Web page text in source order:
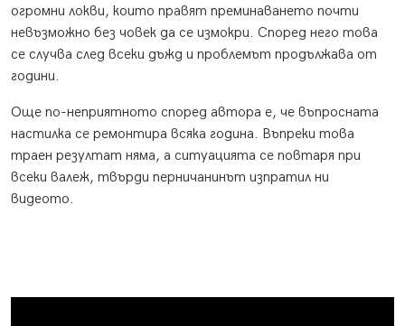
огромни локви, които правят преминаването почти
невъзможно без човек да се измокри. Според него това
се случва след всеки дъжд и проблемът продължава от
години.
Още по-неприятното според автора е, че въпросната
настилка се ремонтира всяка година. Въпреки това
траен резултат няма, а ситуацията се повтаря при
всеки валеж, твърди перничанинът изпратил ни
видеото.